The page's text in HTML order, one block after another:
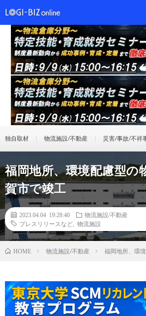
独自取材 物流施設/不動産 災害/事故/不祥
福岡地所、環境配慮型の
賀市で竣工
2023.04.04 19:28:40
物流施設/不動産
プレスリリースなど
物流施設
HOME 物流施設/不動産 福岡地所、環